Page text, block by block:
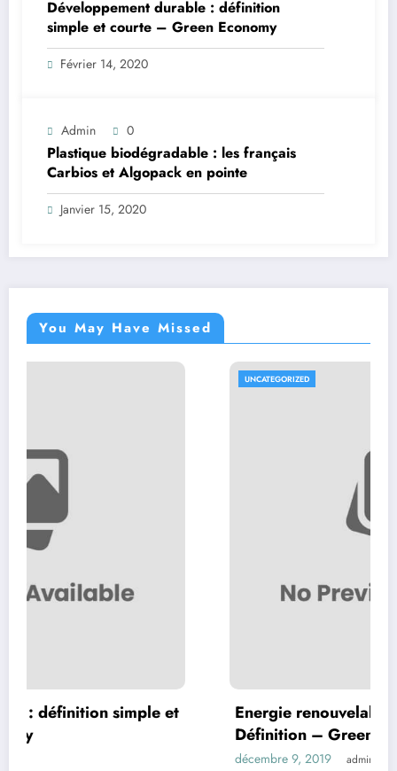
Développement durable : définition
simple et courte – Green Economy
Février 14, 2020
Admin 0
Plastique biodégradable : les français
Carbios et Algopack en pointe
Janvier 15, 2020
You May Have Missed
et
Energie renouvelable ou alternative :
Définition – Green Economy
admin